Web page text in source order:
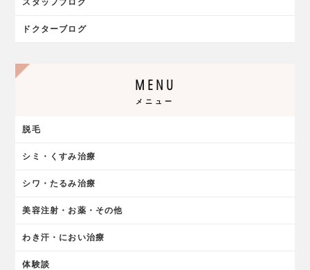
スタッフブログ
ドクターブログ
MENU
メニュー
脱毛
シミ・くすみ治療
シワ・たるみ治療
美容注射・お薬・その他
わき汗・におい治療
体験談